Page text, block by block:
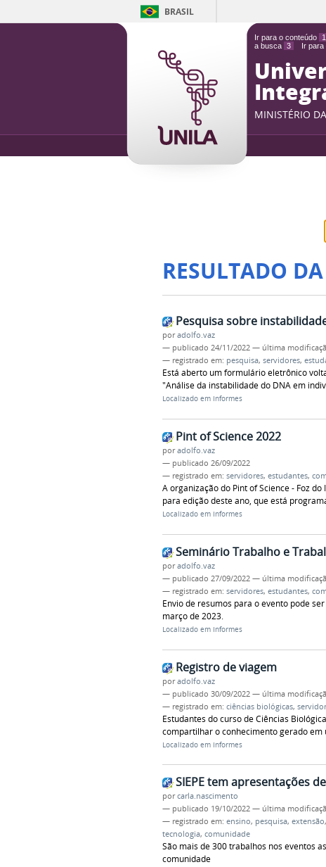
Ir para o conteúdo 1
a busca 3 Ir para
BRASIL
MINISTÉRIO
RESULTADO
Pesquisa sobre
poradolfo.vaz
— publicado 24/11/2022 — última
— registrado em: pesquisa, servidores,
Está aberto um formulário eletrônico
"Análise da instabilidade do DNA em
Localizado em Informes
Pint of Science 2022
poradolfo.vaz
— publicado 26/09/2022
— registrado em: servidores, estudantes,
A organização do Pint of Science - Foz
para edição deste ano, que está
Localizado em Informes
Seminário Trabalho e
poradolfo.vaz
— publicado 27/09/2022 — última
— registrado em: servidores, estudantes,
Envio de resumos para o evento pode
março de 2023.
Localizado em Informes
Registro de viagem
poradolfo.vaz
— publicado 30/09/2022 — última
— registrado em: ciências biológicas,
Estudantes do curso de Ciências
compartilhar o conhecimento gerado
Localizado em Informes
SIEPE tem apresentações
porcarla.nascimento
— publicado 19/10/2022 — última
— registrado em: ensino, pesquisa, extensão,
tecnologia, comunidade
São mais de 300 trabalhos nos eventos
comunidade